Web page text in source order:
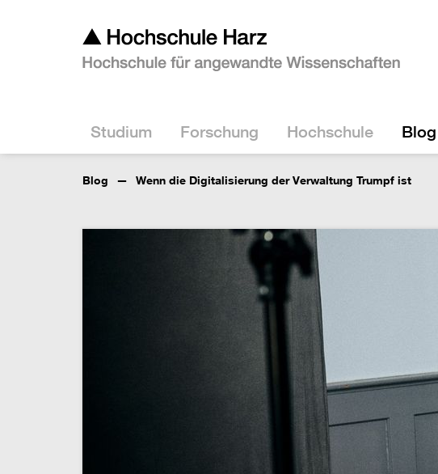
Studium Forschung Hochschule Blog
Blog Wenn die Digitalisierung der Verwaltung Trumpf ist